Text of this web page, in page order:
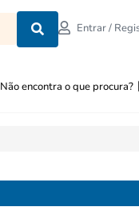
Entrar /
Não encontra o que procura?